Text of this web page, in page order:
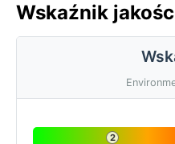
Wskaźnik
2